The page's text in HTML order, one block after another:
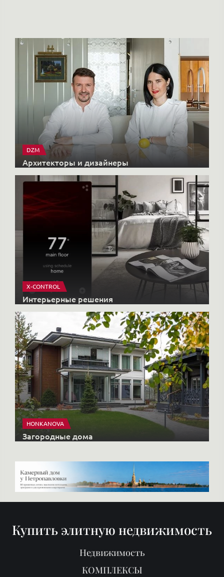
DZM
Архитекторы и дизайнеры
X-CONTROL
Интерьерные решения
HONKANOVA
Загородные дома
Купить элитную недвижимость
Недвижимость
КОМПЛЕКСЫ